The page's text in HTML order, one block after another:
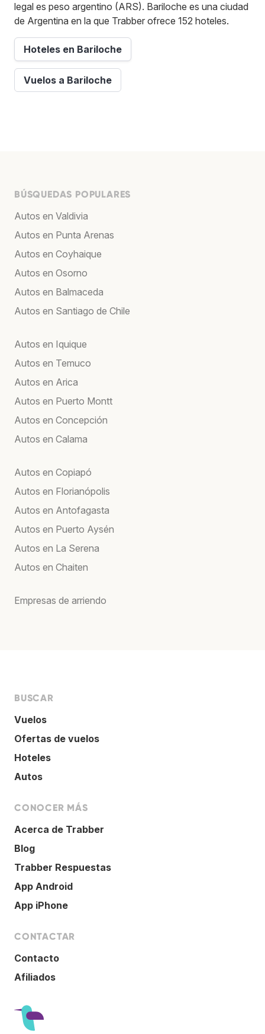
legal es peso argentino (ARS). Bariloche es una ciudad
de Argentina en la que Trabber ofrece 152 hoteles.
Hoteles en Bariloche
Vuelos a Bariloche
BÚSQUEDAS POPULARES
Autos en Valdivia
Autos en Punta Arenas
Autos en Coyhaique
Autos en Osorno
Autos en Balmaceda
Autos en Santiago de Chile
Autos en Iquique
Autos en Temuco
Autos en Arica
Autos en Puerto Montt
Autos en Concepción
Autos en Calama
Autos en Copiapó
Autos en Florianópolis
Autos en Antofagasta
Autos en Puerto Aysén
Autos en La Serena
Autos en Chaiten
Empresas de arriendo
BUSCAR
Vuelos
Ofertas de vuelos
Hoteles
Autos
CONOCER MÁS
Acerca de Trabber
Blog
Trabber Respuestas
App Android
App iPhone
CONTACTAR
Contacto
Afiliados